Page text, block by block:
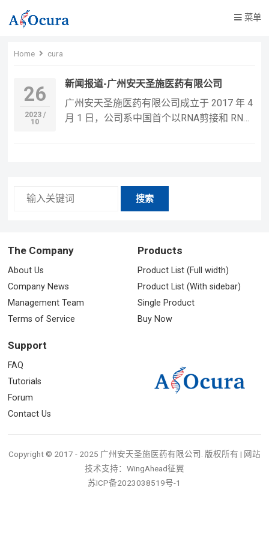
菜单
Home cura
26
2023 /
10
新闻报道-广州安天圣施医药有限公司
广州安天圣施医药有限公司成立于 2017 年 4
月 1 日，公司系中国首个以RNA剪接和 RNA
症）、SCA3…
搜索
The Company
About Us
Company News
Management Team
Terms of Service
Products
Product List (Full width)
Product List (With sidebar)
Single Product
Buy Now
Support
FAQ
Tutorials
Forum
Contact Us
Copyright © 2017 - 2025 广州安天圣施医药有限公司. 版权所有 | 网站
技术支持： WingAhead征翼
苏ICP备2023038519号-1